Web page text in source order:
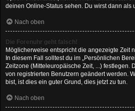
deinen Online-Status sehen. Du wirst dann als
Nach oben
Die Forenuhr geht falsch!
Möglicherweise entspricht die angezeigte Zeit
In diesem Fall solltest du im „Persönlichen
Zeitzone (Mitteleuropäische Zeit, ...) festlegen.
von registrierten Benutzern geändert werden.
bist, ist dies ein guter Grund, dies jetzt zu tun.
Nach oben